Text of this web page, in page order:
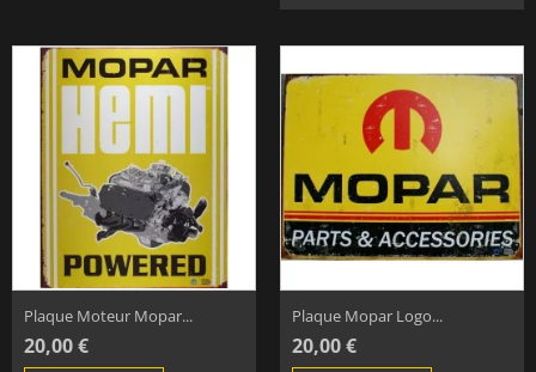
Plaque Moteur Mopar...
20,00 €
Plaque Mopar Logo...
20,00 €